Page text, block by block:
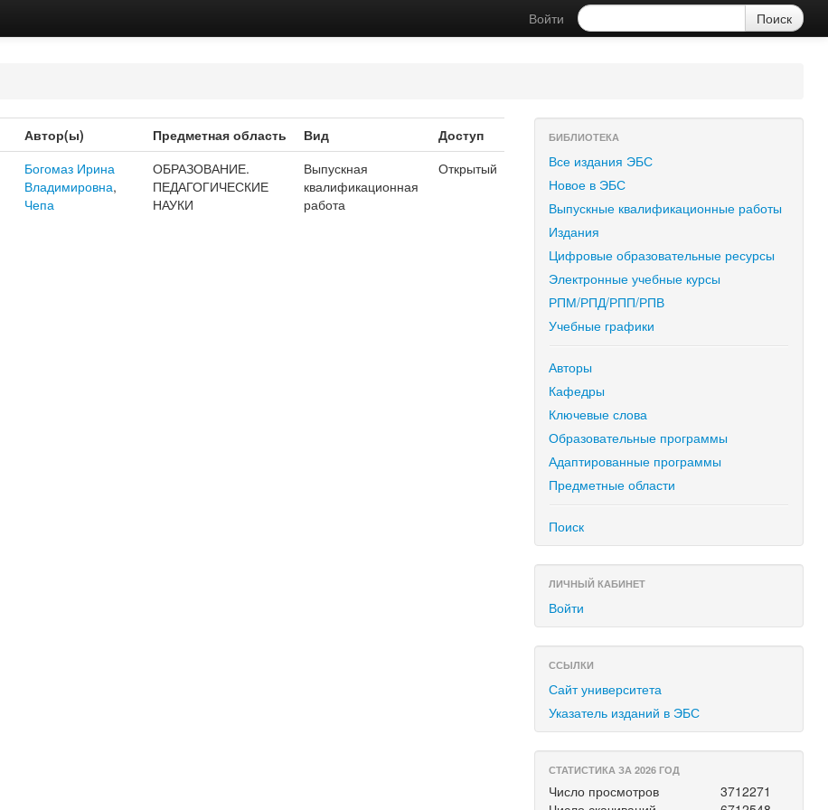
Войти
Автор(ы) Предметная область Вид
Доступ
Богомаз Ирина
Владимировна,
Чепа
ОБРАЗОВАНИЕ.
ПЕДАГОГИЧЕСКИЕ
НАУКИ
Выпускная
квалификационная
работа
Открытый
БИБЛИОТЕКА
Все издания ЭБС
Новое в ЭБС
Выпускные квалификационные работы
Издания
Цифровые образовательные ресурсы
Электронные учебные курсы
РПМ/РПД/РПП/РПВ
Учебные графики
Авторы
Кафедры
Ключевые слова
Образовательные программы
Адаптированные программы
Предметные области
Поиск
ЛИЧНЫЙ КАБИНЕТ
Войти
ССЫЛКИ
Сайт университета
Указатель изданий в ЭБС
СТАТИСТИКА ЗА 2026 ГОД
Число просмотров
3712271